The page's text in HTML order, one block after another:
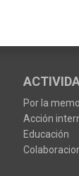
Por la
Acción
Educación